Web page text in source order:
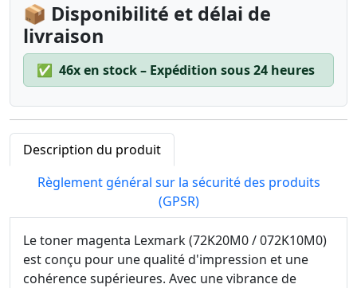
📦 Disponibilité et délai de
livraison
✅ 46x en stock – Expédition sous 24 heures
Description du produit
Règlement général sur la sécurité des produits
(GPSR)
Le toner magenta Lexmark (72K20M0 / 072K10M0)
est conçu pour une qualité d'impression et une
cohérence supérieures. Avec une vibrance de